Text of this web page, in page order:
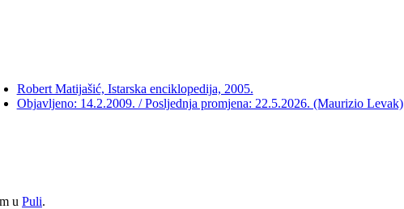
Robert Matijašić, Istarska enciklopedija, 2005.
Objavljeno: 14.2.2009. / Posljednja promjena: 22.5.2026. (Maurizio Levak)
u Puli.